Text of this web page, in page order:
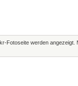
werden